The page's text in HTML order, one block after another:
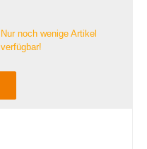
Nur noch wenige Artikel
verfügbar!